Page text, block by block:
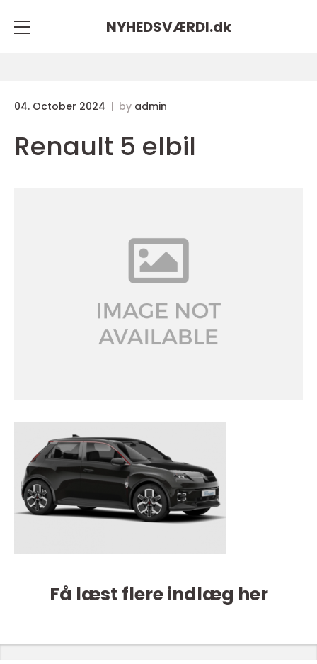
NYHEDSVÆRDI.dk
04. October 2024 by admin
Renault 5 elbil
Få læst flere indlæg her